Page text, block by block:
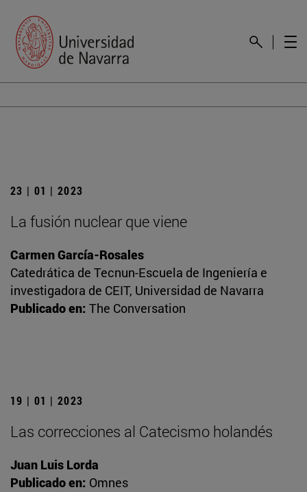
23 | 01 | 2023
La fusión nuclear que viene
Carmen García-Rosales
Catedrática de Tecnun-Escuela de Ingeniería e
investigadora de CEIT, Universidad de Navarra
Publicado en: The Conversation
19 | 01 | 2023
Las correcciones al Catecismo holandés
Juan Luis Lorda
Publicado en: Omnes